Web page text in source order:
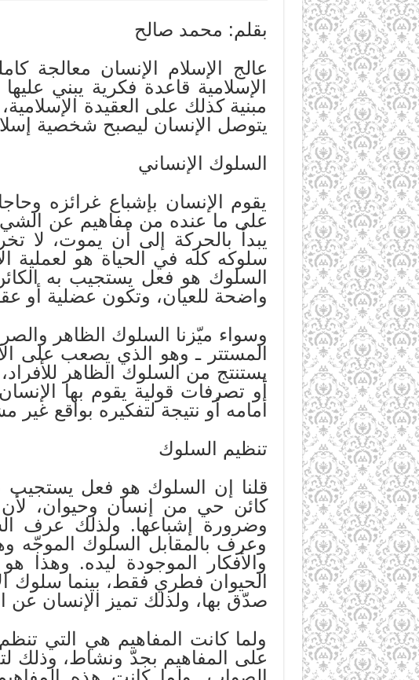
بقلم: محمد صالح
عالج الإسلام الإنسان معالجة
الإسلامية قاعدة فكرية يبني
مبنية كذلك على العقيدة
يتوصل الإنسان ليصبح شخصية
السلوك الإنساني
يقوم الإنسان بإشباع غرائزه
على ما عنده من مفاهيم عن
يبدأ بالحركة إلى أن يموت، لا
سلوكه كله في الحياة هو لعملية
السلوك هو فعل يستجيب به
واضحة للعيان، وتكون عضلية أو
وسواء ميّزنا السلوك الظاهر
المستتر ـ وهو الذي يصعب على
يستنتج من السلوك الظاهر
أو تصرفات قولية يقوم بها
أمامه أو نتيجة لتفكيره بواقع غير
تنظيم السلوك
قلنا إن السلوك هو فعل يستجيب
كائن حي من إنسان وحيوان، لأن
وضرورة إشباعها. ولذلك عرف
وعرف بالمقابل السلوك الموجّه
والأفكار الموجودة ليده. وهذا
الحيوان فطري فقط، بينما سلوك
صدّق بها، ولذلك تميز الإنسان عن
ولما كانت المفاهيم هي التي
على المفاهيم بجدّ ونشاط، وذلك